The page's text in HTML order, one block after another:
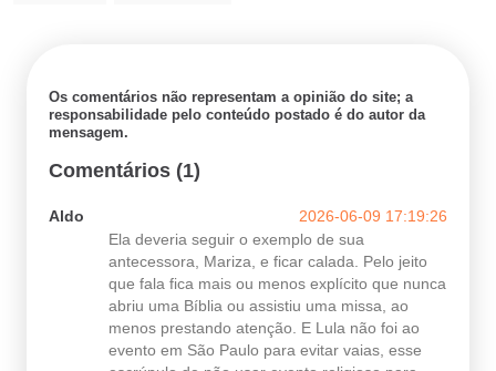
Os comentários não representam a opinião do site; a
responsabilidade pelo conteúdo postado é do autor da
mensagem.
Comentários (1)
Aldo
2026-06-09 17:19:26
Ela deveria seguir o exemplo de sua
antecessora, Mariza, e ficar calada. Pelo jeito
que fala fica mais ou menos explícito que nunca
abriu uma Bíblia ou assistiu uma missa, ao
menos prestando atenção. E Lula não foi ao
evento em São Paulo para evitar vaias, esse